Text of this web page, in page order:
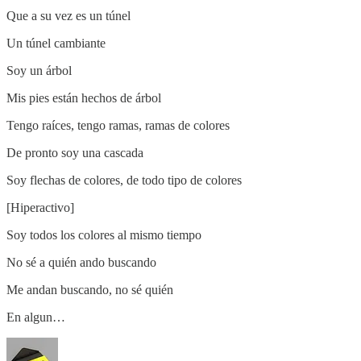
Que a su vez es un túnel
Un túnel cambiante
Soy un árbol
Mis pies están hechos de árbol
Tengo raíces, tengo ramas, ramas de colores
De pronto soy una cascada
Soy flechas de colores, de todo tipo de colores
[Hiperactivo]
Soy todos los colores al mismo tiempo
No sé a quién ando buscando
Me andan buscando, no sé quién
En algun…